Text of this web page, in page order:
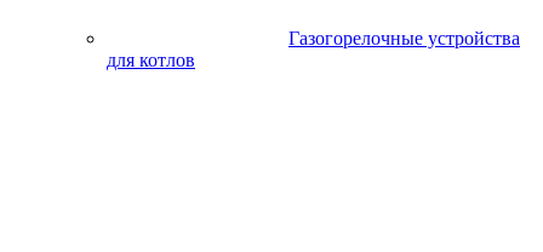
Газогорелочные устройства
для котлов